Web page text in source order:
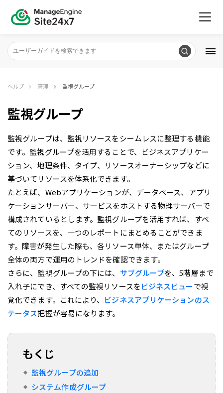
ヘルプ 管理 監視グループ
監視グループ
監視グループは、監視リソースをシームレスに整理する機能
です。監視グループを活用することで、ビジネスアプリケー
ション、地理条件、タイプ、リソースオーナーシップなどに
基づいてリソースを体系化できます。
たとえば、Webアプリケーションが、データベース、アプリ
ケーションサーバー、サービスをホストする物理サーバーで
構成されているとします。監視グループを活用すれば、すべ
てのリソースを、一つのレポートにまとめることができま
す。障害が発生した際も、各リソース単体、またはグループ
全体の両方で運用のトレンドを確認できます。
さらに、監視グループの下には、 サブグループを、5階層まで
入れ子にでき、すべての監視リソースをビジネスビューで視
覚化できます。これにより、 ビジネスアプリケーションのス
テータス把握が容易になります。
もくじ
監視グループの追加
システム作成グループ